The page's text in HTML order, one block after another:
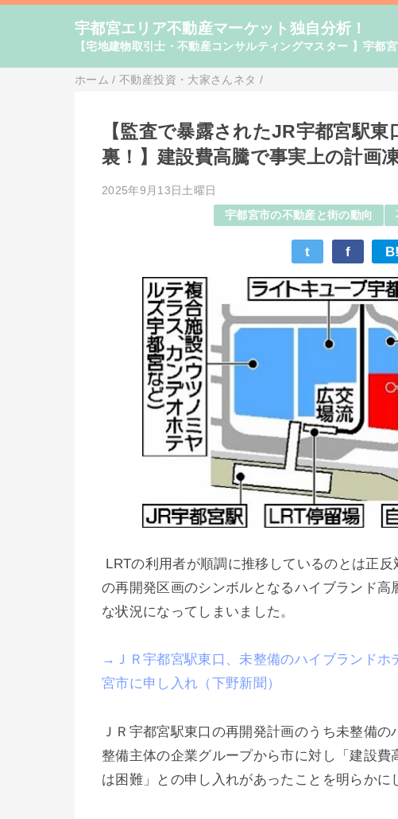
宇都宮エリア不動産マーケット独自分析！
【宅地建物取引士・不動産コンサルティングマスター 】宇都
ホーム /不動産投資・大家さんネタ /
【監査で暴露されたJR宇都宮駅
裏！】建設費高騰で事実上の計画
2025年9月13日土曜日
宇都宮市の不動産と街の動向
t f B!
LRTの利用者が順調に推移しているのとは正
の再開発区画のシンボルとなるハイブランド
な状況になってしまいました。
→ＪＲ宇都宮駅東口、未整備のハイブランド
宮市に申し入れ（下野新聞）
ＪＲ宇都宮駅東口の再開発計画のうち未整備
整備主体の企業グループから市に対し「建設
は困難」との申し入れがあったことを明らかに